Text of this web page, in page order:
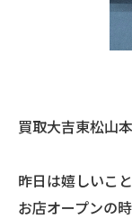
買取大吉東松山
昨日は嬉しいこ
お店オープンの